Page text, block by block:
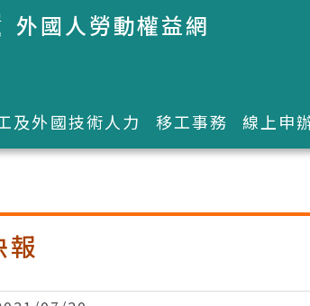
外國人勞動權益網
及外國技術人力 移工事務 線上申
報